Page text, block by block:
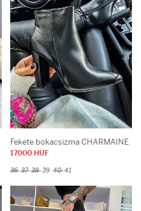
Fekete bokacsizma CHARMAINE
17000 HUF
36373839 4041